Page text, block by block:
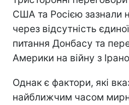
США та Росією зазнали
через відсутність
питання Донбасу та
Америки на війну з
Однак є фактори, які
найближчим часом